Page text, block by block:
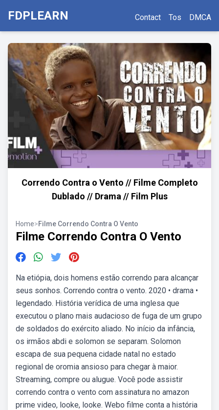
FDPLEARN Contact Tos DMCA
Correndo Contra o Vento // Filme Completo
Dublado // Drama // Film Plus
Home>Filme Correndo Contra O Vento
Filme Correndo Contra O Vento
Na etiópia, dois homens estão correndo para alcançar
seus sonhos. Correndo contra o vento. 2020 • drama •
legendado. História verídica de uma inglesa que
executou o plano mais audacioso de fuga de um grupo
de soldados do exército aliado. No início da infância,
os irmãos abdi e solomon se separam. Solomon
escapa de sua pequena cidade natal no estado
regional de oromia ansioso para chegar à maior.
Streaming, compre ou alugue. Você pode assistir
correndo contra o vento com assinatura no amazon
prime video, looke, looke. Webo filme conta a história